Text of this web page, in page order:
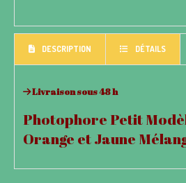
DESCRIPTION DÉTAILS
Livraison sous 48 h
Photophore Petit
Orange et Jaune